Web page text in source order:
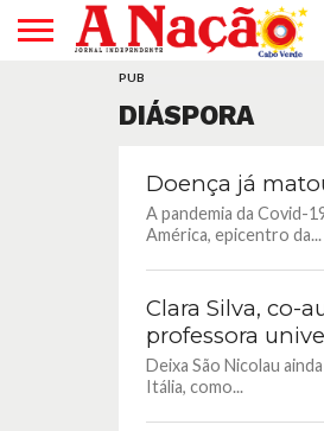
PUB
DIÁSPORA
Doença já
A pandemia da Covid-
América, epicentro da...
Clara Silva, co-
professora
Deixa São Nicolau
Itália, como...